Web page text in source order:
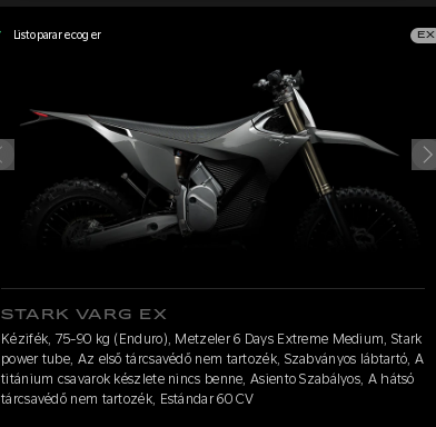
Listo para recoger EX
STARK VARG EX
Kézifék, 75-90 kg (Enduro), Metzeler 6 Days Extreme Medium, Stark
power tube, Az első tárcsavédő nem tartozék, Szabványos lábtartó, A
titánium csavarok készlete nincs benne, Asiento Szabályos, A hátsó
tárcsavédő nem tartozék, Estándar 60 CV